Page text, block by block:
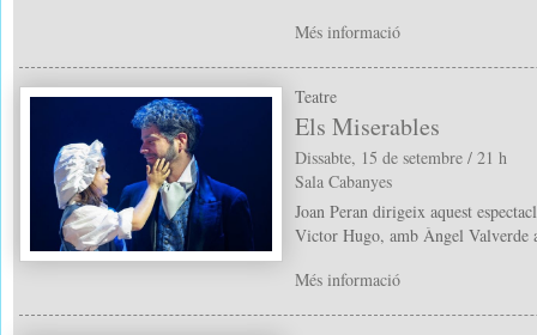
Més informació
Teatre
Els Miserables
Dissabte, 15 de setembre / 21 h
Sala Cabanyes
Joan Peran dirigeix aquest
Victor Hugo, amb Àngel Valverde
Més informació